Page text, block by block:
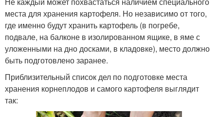
места для хранения картофеля. Но независимо от того,
где именно будут хранить картофель (в погребе,
подвале, на балконе в изолированном ящике, в яме с
уложенными на дно досками, в кладовке), место должно
быть подготовлено заранее.
Приблизительный список дел по подготовке места
хранения корнеплодов и самого картофеля выглядит
так: